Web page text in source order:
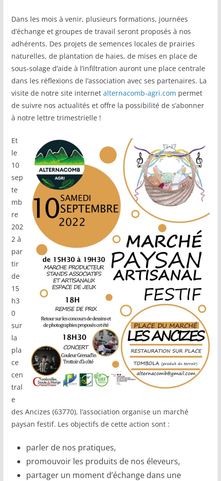
Dans les mois à venir, plusieurs formations, journées
d’échange et groupes de travail seront proposés à nos
adhérents. Des projets de semences locales de prairies
naturelles, de plantation de haies, de mises en place de
sous-solage d’aide à l’infiltration auront une place centrale
dans les réflexions de l’association avec ses partenaires. La
visite de notre site internet alternacomb-agri.com permet
de suivre nos actualités et offre la possibilité de s’abonner
à notre lettre trimestrielle !
Et
le
10
sep
te
mb
re
202
2 à
par
tir
de
15
h3
0
sur
la
pla
ce
cen
tral
e
des Ancizes (63770), l’association organise un marché
paysan festif. Les objectifs de cette action sont :
parler de nos pratiques,
promouvoir les produits de nos éleveurs,
partager un moment d’échange dans une